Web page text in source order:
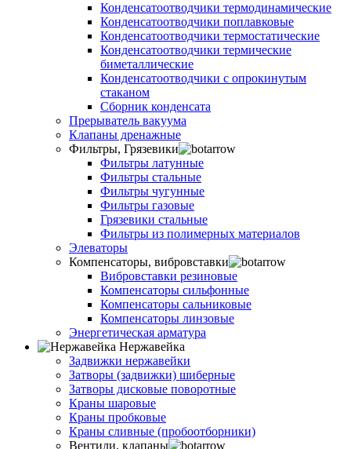
Конденсатоотводчики термодинамические
Конденсатоотводчики поплавковые
Конденсатоотводчики термостатические
Конденсатоотводчики термические
биметаллические
Конденсатоотводчики с опрокинутым
стаканом
Сборник конденсата
Прерыватель вакуума
Клапаны дренажные
Фильтры, Грязевики
Фильтры латунные
Фильтры стальные
Фильтры чугунные
Фильтры газовые
Грязевики стальные
Фильтры из полимерных материалов
Элеваторы
Компенсаторы, вибровставки
Вибровставки резиновые
Компенсаторы сильфонные
Компенсаторы сальниковые
Компенсаторы линзовые
Энергетическая арматура
Нержавейка
Задвижки нержавейки
Затворы (задвижки) шиберные
Затворы дисковые поворотные
Краны шаровые
Краны пробковые
Краны сливные (пробоотборники)
Вентили, клапаны